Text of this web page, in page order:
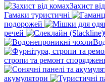
Захист
Гамаки туристичні
подорожей
речей
стропи та ремонт
акумулятори